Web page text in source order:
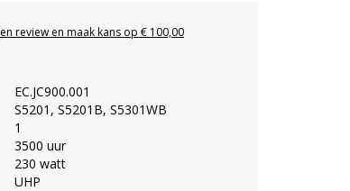
review en maak kans op € 100,00
EC.JC900.001
S5201, S5201B, S5301WB
1
3500 uur
230 watt
UHP